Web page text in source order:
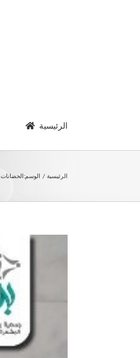
الرئيسية
الرئيسية الوسم:الحضانات